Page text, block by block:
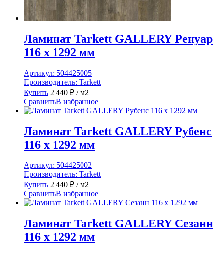
Ламинат Tarkett GALLERY Ренуар
116 x 1292 мм
Артикул: 504425005
Производитель: Tarkett
Купить 2 440 ₽ / м2
СравнитьВ избранное
Ламинат Tarkett GALLERY Рубенс
116 x 1292 мм
Артикул: 504425002
Производитель: Tarkett
Купить 2 440 ₽ / м2
СравнитьВ избранное
Ламинат Tarkett GALLERY Сезанн
116 x 1292 мм